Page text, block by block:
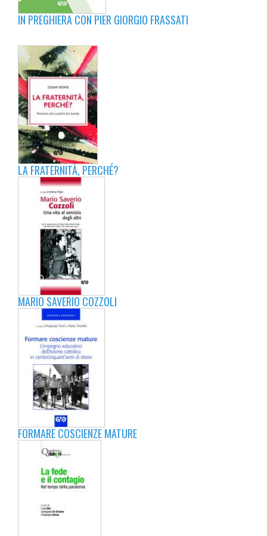
IN PREGHIERA CON PIER GIORGIO FRASSATI
LA FRATERNITÀ, PERCHÉ?
MARIO SAVERIO COZZOLI
FORMARE COSCIENZE MATURE